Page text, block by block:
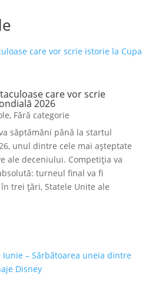
care vor scrie
2026
, Fără categorie
săptămâni până la startul
unul dintre cele mai așteptate
ale deceniului. Competiția va
turneul final va fi
trei țări, Statele Unite ale